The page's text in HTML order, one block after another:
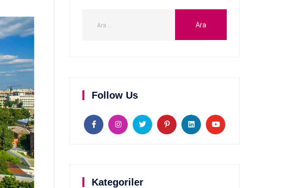
Follow Us
Kategoriler